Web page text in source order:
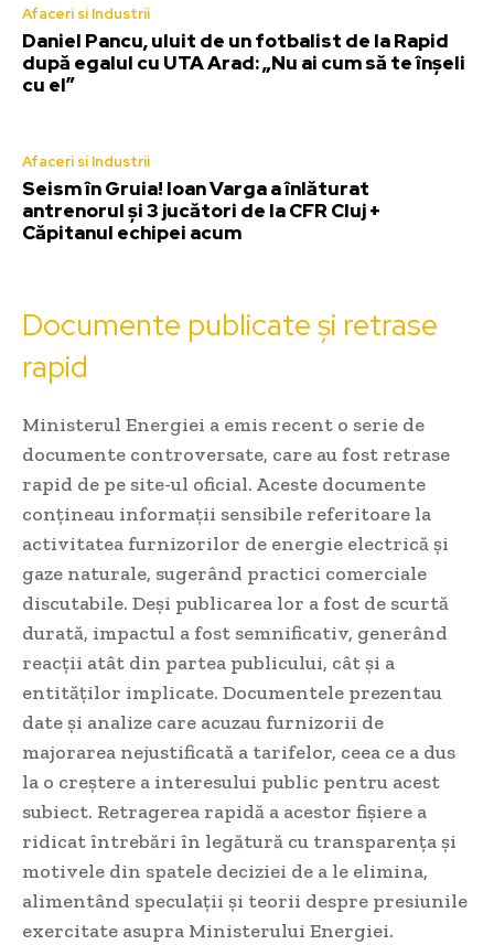
Afaceri si Industrii
Daniel Pancu, uluit de un fotbalist de la Rapid
după egalul cu UTA Arad: „Nu ai cum să te înșeli
cu el”
Afaceri si Industrii
Seism în Gruia! Ioan Varga a înlăturat
antrenorul și 3 jucători de la CFR Cluj +
Căpitanul echipei acum
Documente publicate și retrase
rapid
Ministerul Energiei a emis recent o serie de
documente controversate, care au fost retrase
rapid de pe site-ul oficial. Aceste documente
conțineau informații sensibile referitoare la
activitatea furnizorilor de energie electrică și
gaze naturale, sugerând practici comerciale
discutabile. Deși publicarea lor a fost de scurtă
durată, impactul a fost semnificativ, generând
reacții atât din partea publicului, cât și a
entităților implicate. Documentele prezentau
date și analize care acuzau furnizorii de
majorarea nejustificată a tarifelor, ceea ce a dus
la o creștere a interesului public pentru acest
subiect. Retragerea rapidă a acestor fișiere a
ridicat întrebări în legătură cu transparența și
motivele din spatele deciziei de a le elimina,
alimentând speculații și teorii despre presiunile
exercitate asupra Ministerului Energiei.